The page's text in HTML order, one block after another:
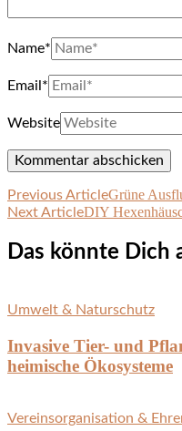
Name*
Email *
Website
Post
Navigation
Previous ArticleGrüne
Next ArticleDIY
Das könnte Dich
Umwelt & Naturschutz
Invasive Tier- und
heimische Ökosysteme
Vereinsorganisation &